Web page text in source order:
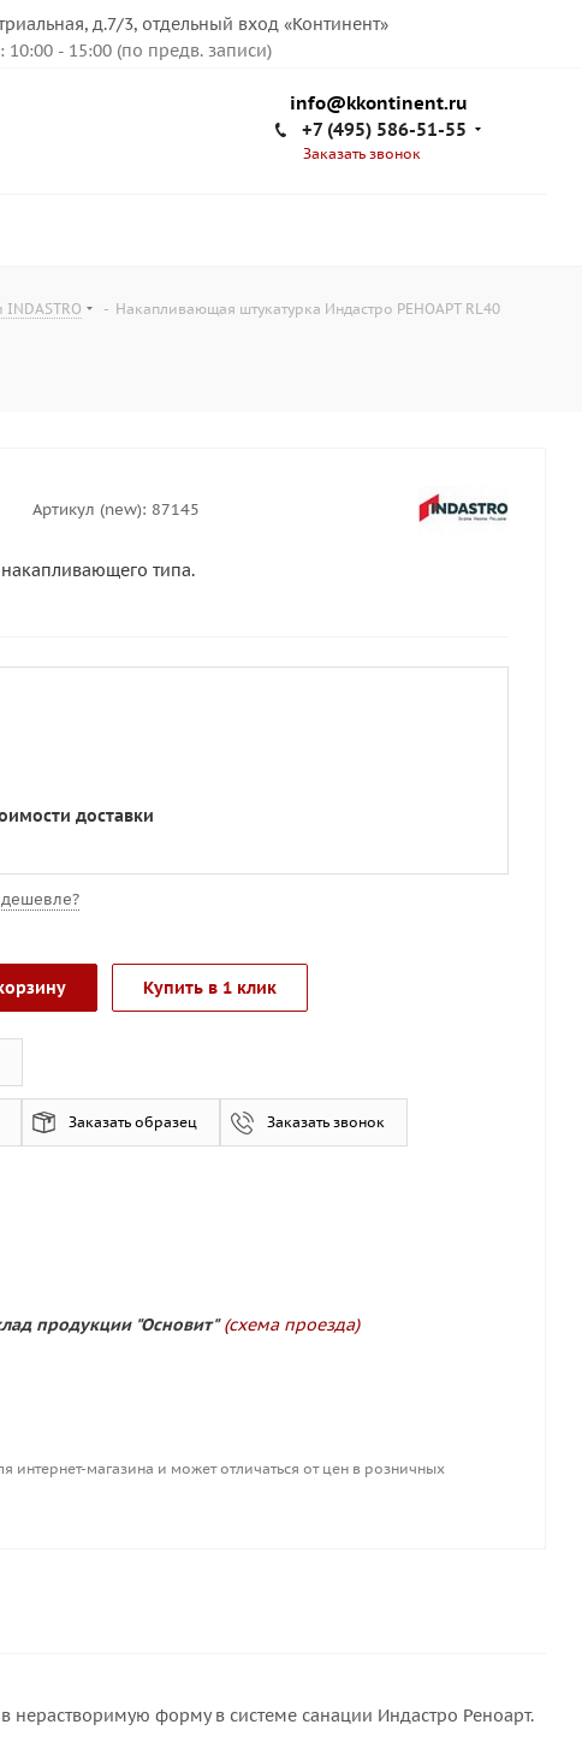
д.7/3, отдельный вход «Континент»
- 15:00 (по предв. записи)
info@kkontinent.ru
+7 (495) 586-51-55
Заказать звонок
- Накапливающая штукатурка Индастро РЕНОАРТ RL40
Артикул (new): 87145
типа.
доставки
Купить в 1 клик
Заказать образец Заказать звонок
продукции "Основит" (схема проезда)
интернет-магазина и может отличаться от цен в розничных
нерастворимую форму в системе санации Индастро Реноарт.